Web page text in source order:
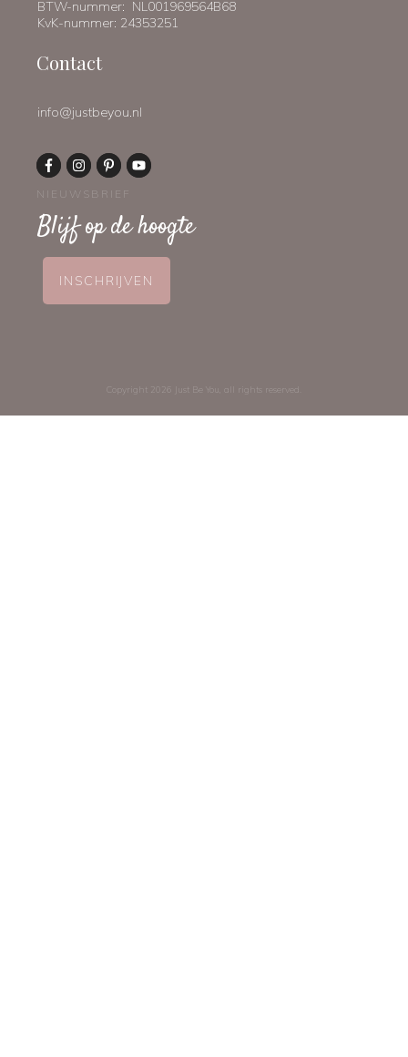
BTW-nummer: NL001969564B68
KvK-nummer: 24353251
Contact
info@justbeyou.nl
NIEUWSBRIEF
Blijf op de hoogte
INSCHRIJVEN
Copyright 2026 Just Be You , all rights reserved.